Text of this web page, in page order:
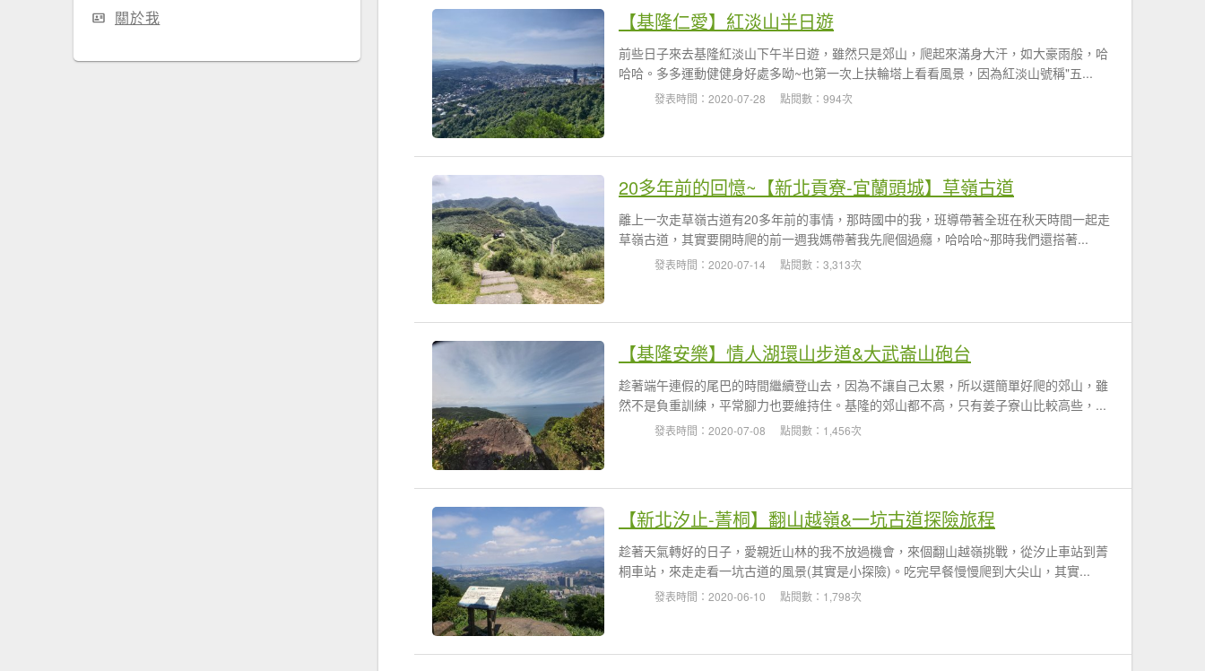
關於我
【基隆仁愛】紅淡山半日遊
前些日子來去基隆紅淡山下午半日遊，雖然只是郊山，爬起來滿身大汗，如大豪雨般，哈
哈哈。多多運動健健身好處多呦~也第一次上扶輪塔上看看風景，因為紅淡山號稱"五...
發表時間：2020-07-28 點閱數：994次
20多年前的回憶~【新北貢寮-宜蘭頭城】草嶺古道
離上一次走草嶺古道有20多年前的事情，那時國中的我，班導帶著全班在秋天時間一起走
草嶺古道，其實要開時爬的前一週我媽帶著我先爬個過癮，哈哈哈~那時我們還搭著...
發表時間：2020-07-14 點閱數：3,313次
【基隆安樂】情人湖環山步道&大武崙山砲台
趁著端午連假的尾巴的時間繼續登山去，因為不讓自己太累，所以選簡單好爬的郊山，雖
然不是負重訓練，平常腳力也要維持住。基隆的郊山都不高，只有姜子寮山比較高些，...
發表時間：2020-07-08 點閱數：1,456次
【新北汐止-菁桐】翻山越嶺&一坑古道探險旅程
趁著天氣轉好的日子，愛親近山林的我不放過機會，來個翻山越嶺挑戰，從汐止車站到菁
桐車站，來走走看一坑古道的風景(其實是小探險)。吃完早餐慢慢爬到大尖山，其實...
發表時間：2020-06-10 點閱數：1,798次